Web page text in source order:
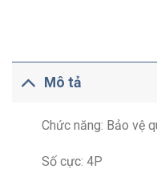
Mô tả
Chức năng: Bảo vệ
Số cực: 4P